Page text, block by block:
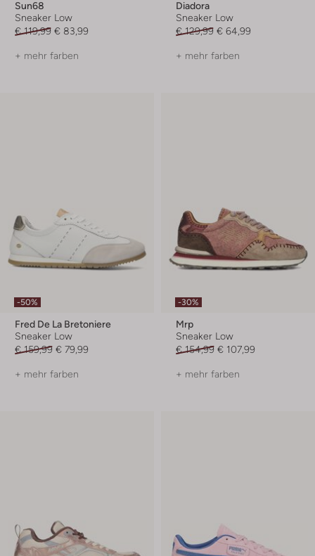
Sun68
Sneaker Low
€ 119,99 € 83,99
+ mehr farben
Diadora
Sneaker Low
€ 129,99 € 64,99
+ mehr farben
-50%
Fred De La Bretoniere
Sneaker Low
€ 159,99 € 79,99
+ mehr farben
-30%
Mrp
Sneaker Low
€ 154,99 € 107,99
+ mehr farben